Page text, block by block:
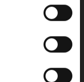
60HZ 30MF